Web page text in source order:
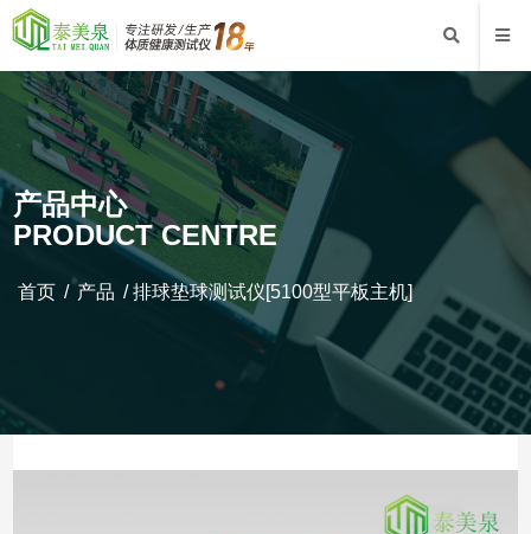
产品中心
PRODUCT CENTRE
首页 / 产品 /排球垫球测试仪[5100型平板主机]